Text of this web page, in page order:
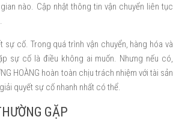
nào. Cập nhật thông tin vận chuyển liên tục
sự cố. Trong quá trình vận chuyển, hàng hóa và
sự cố là điều không ai muốn. Nhưng nếu có,
HOÀNG hoàn toàn chịu trách nhiệm với tài sản
quyết sự cố nhanh nhất có thể.
GẶP